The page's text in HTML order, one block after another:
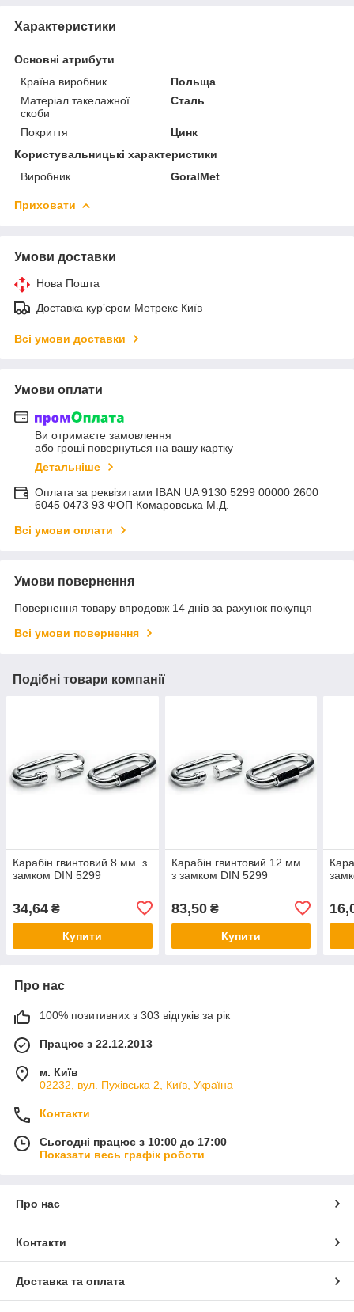
Характеристики
Основні атрибути
Країна виробник
Польща
Матеріал такелажної
скоби
Сталь
Покриття
Цинк
Користувальницькі характеристики
Виробник
GoralMet
Приховати
Умови доставки
Нова Пошта
Доставка курʼєром Метрекс Київ
Всі умови доставки
Умови оплати
Ви отримаєте замовлення
або гроші повернуться на вашу картку
Детальніше
Оплата за реквізитами IBAN UA 9130 5299 00000 2600
6045 0473 93 ФОП Комаровська М.Д.
Всі умови оплати
Умови повернення
Повернення товару впродовж 14 днів за рахунок покупця
Всі умови повернення
Подібні товари компанії
Карабін гвинтовий 8 мм. з
замком DIN 5299
34,64 ₴
Купити
Карабін гвинтовий 12 мм.
з замком DIN 5299
83,50₴
Купити
Про нас
100% позитивних з 303 відгуків за рік
Працює з 22.12.2013
м. Київ
02232, вул. Пухівська 2, Київ, Україна
Контакти
Сьогодні працює з 10:00 до 17:00
Показати весь графік роботи
Про нас
Контакти
Доставка та оплата